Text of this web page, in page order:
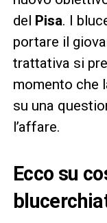
del Pisa. I
portare il
trattativa si
momento che
su una
l’affare.
Ecco su